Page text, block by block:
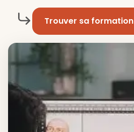
Trouver sa formation